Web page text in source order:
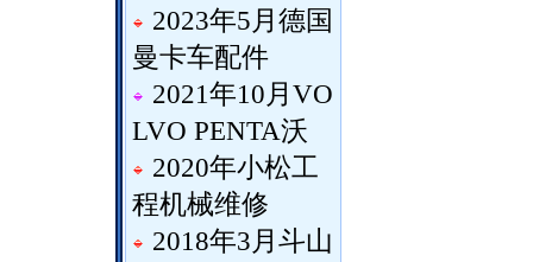
2023年5月德国
曼卡车配件
2021年10月VO
LVO PENTA沃
2020年小松工
程机械维修
2018年3月斗山